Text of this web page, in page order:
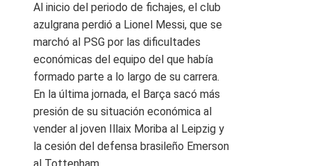
Al inicio del periodo de fichajes, el club
azulgrana perdió a Lionel Messi, que se
marchó al PSG por las dificultades
económicas del equipo del que había
formado parte a lo largo de su carrera.
En la última jornada, el Barça sacó más
presión de su situación económica al
vender al joven Illaix Moriba al Leipzig y
la cesión del defensa brasileño Emerson